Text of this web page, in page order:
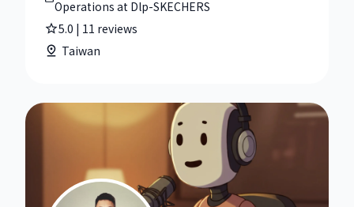
Operations at Dlp-SKECHERS
5.0 | 11 reviews
Taiwan